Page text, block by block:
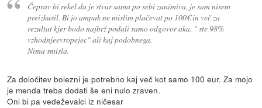
Čeprav bi rekel da je stvar sama po sebi zanimiva, je sam nisem
preizkusil. Bi jo ampak ne mislim plačevat po 100€ in več za
rezultat kjer bodo najbrž podali samo odgovor aka. " ste 98%
vzhodnjeevropejec" ali kaj podobnega.
Nima smisla.
Za določitev bolezni je potrebno kaj več kot samo 100 eur. Za mojo
je menda treba dodati še eni nulo zraven.
Oni bi pa vedeževalci iz ničesar